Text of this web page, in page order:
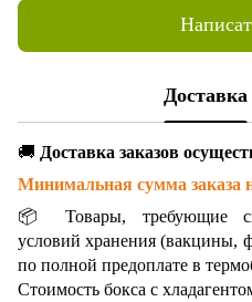
Доставка
🚚 Доставка заказов
Минимальная сумма заказа
📦 Товары, требующие
условий хранения (вакцины,
по полной предоплате в
Стоимость бокса с